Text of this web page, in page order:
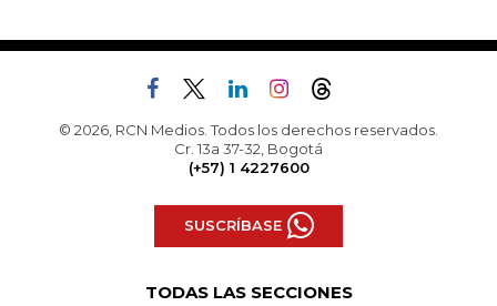
© 2026, RCN Medios. Todos los derechos reservados.
Cr. 13a 37-32, Bogotá
(+57) 1 4227600
SUSCRÍBASE
TODAS LAS SECCIONES